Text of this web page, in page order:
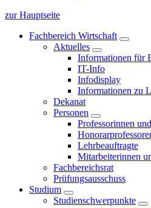
zur Hauptseite
Fachbereich Wirtschaft
Aktuelles
Informationen für
IT-Info
Infodisplay
Informationen zu
Dekanat
Personen
Professorinnen
Lehrbeauftragte
Mitarbeiterinnen
Fachbereichsrat
Prüfungsausschuss
Studium
Studienschwerpunkte